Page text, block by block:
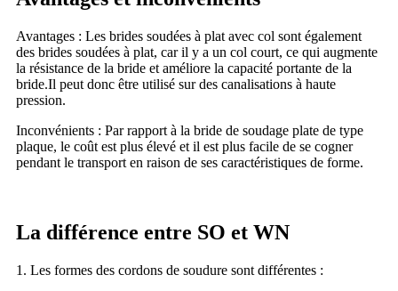
Avantages : Les brides soudées à plat avec col sont également
des brides soudées à plat, car il y a un col court, ce qui augmente
la résistance de la bride et améliore la capacité portante de la
bride.Il peut donc être utilisé sur des canalisations à haute
pression.
Inconvénients : Par rapport à la bride de soudage plate de type
plaque, le coût est plus élevé et il est plus facile de se cogner
pendant le transport en raison de ses caractéristiques de forme.
La différence entre SO et WN
1. Les formes des cordons de soudure sont différentes :